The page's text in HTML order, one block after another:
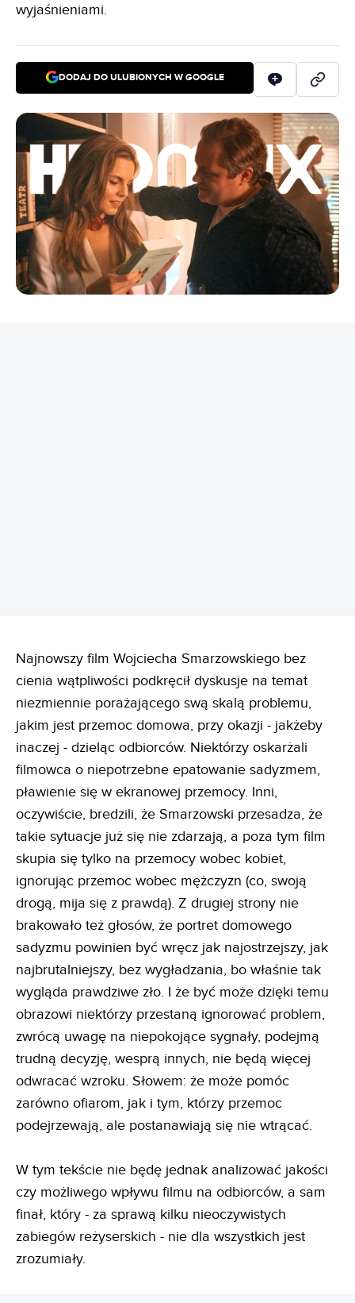
wyjaśnieniami.
DODAJ DO ULUBIONYCH W GOOGLE
Najnowszy film Wojciecha Smarzowskiego bez
cienia wątpliwości podkręcił dyskusje na temat
niezmiennie porażającego swą skalą problemu,
jakim jest przemoc domowa, przy okazji - jakżeby
inaczej - dzieląc odbiorców. Niektórzy oskarżali
filmowca o niepotrzebne epatowanie sadyzmem,
pławienie się w ekranowej przemocy. Inni,
oczywiście, bredzili, że Smarzowski przesadza, że
takie sytuacje już się nie zdarzają, a poza tym film
skupia się tylko na przemocy wobec kobiet,
ignorując przemoc wobec mężczyzn (co, swoją
drogą, mija się z prawdą). Z drugiej strony nie
brakowało też głosów, że portret domowego
sadyzmu powinien być wręcz jak najostrzejszy, jak
najbrutalniejszy, bez wygładzania, bo właśnie tak
wygląda prawdziwe zło. I że być może dzięki temu
obrazowi niektórzy przestaną ignorować problem,
zwrócą uwagę na niepokojące sygnały, podejmą
trudną decyzję, wesprą innych, nie będą więcej
odwracać wzroku. Słowem: że może pomóc
zarówno ofiarom, jak i tym, którzy przemoc
podejrzewają, ale postanawiają się nie wtrącać.
W tym tekście nie będę jednak analizować jakości
czy możliwego wpływu filmu na odbiorców, a sam
finał, który - za sprawą kilku nieoczywistych
zabiegów reżyserskich - nie dla wszystkich jest
zrozumiały.